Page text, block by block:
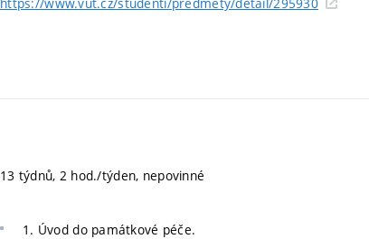
13 týdnů, 2 hod./týden, nepovinné
1. Úvod do památkové péče.